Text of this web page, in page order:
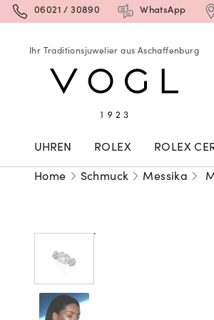
06021 / 30890 WhatsApp
Ihr Traditionsjuwelier aus Aschaffenburg
UHREN ROLEX ROLEX
Home Schmuck Messika